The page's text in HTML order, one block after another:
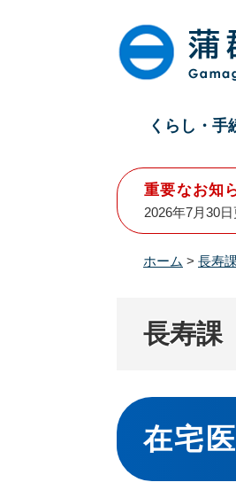
くらし・手
重要なお知
2026年7月30
ホーム > 長寿課
長寿課
本
文
在宅